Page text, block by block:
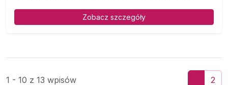
Zobacz szczegóły
1 - 10 z 13 wpisów 2